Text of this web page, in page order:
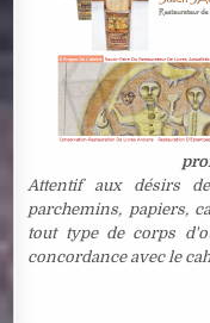
Attentif aux désirs
parchemins, papiers,
tout type de corps
concordance avec le